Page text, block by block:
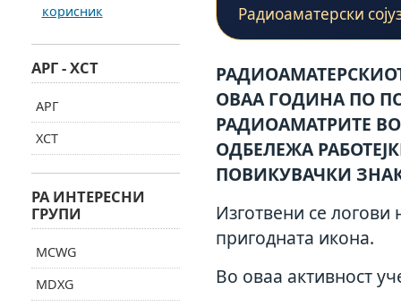
Радиоаматерски
ОВАА ГОДИНА ПО
РАДИОАМАТРИТЕ ВО
ОДБЕЛЕЖА
ПОВИКУВАЧКИ ЗНАК
Изготвени се логови
пригодната икона.
Во оваа активност
корисник
АРГ - ХСТ
АРГ
ХСТ
РА ИНТЕРЕСНИ
ГРУПИ
MCWG
MDXG